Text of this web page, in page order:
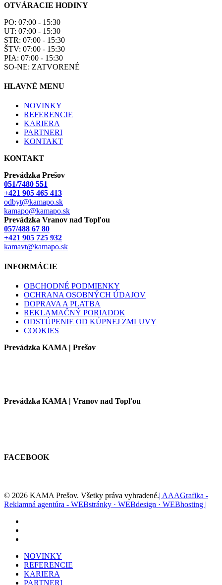
OTVÁRACIE HODINY
PO: 07:00 - 15:30
UT: 07:00 - 15:30
STR: 07:00 - 15:30
ŠTV: 07:00 - 15:30
PIA: 07:00 - 15:30
SO-NE: ZATVORENÉ
HLAVNÉ MENU
NOVINKY
REFERENCIE
KARIERA
PARTNERI
KONTAKT
KONTAKT
Prevádzka Prešov
051/7480 551
+421 905 465 413
odbyt@kamapo.sk
kamapo@kamapo.sk
Prevádzka Vranov nad Topľou
057/488 67 80
+421 905 725 932
kamavt@kamapo.sk
INFORMÁCIE
OBCHODNÉ PODMIENKY
OCHRANA OSOBNÝCH ÚDAJOV
DOPRAVA A PLATBA
REKLAMAČNÝ PORIADOK
ODSTÚPENIE OD KÚPNEJ ZMLUVY
COOKIES
Prevádzka KAMA | Prešov
Prevádzka KAMA | Vranov nad Topľou
FACEBOOK
© 2026 KAMA Prešov. Všetky práva vyhradené. | AAAGrafika -
Reklamná agentúra - WEBstránky · WEBdesign · WEBhosting |
Close
Menu
NOVINKY
REFERENCIE
KARIERA
PARTNERI